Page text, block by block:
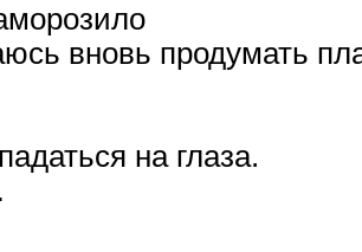
вновь продумать
на глаза.